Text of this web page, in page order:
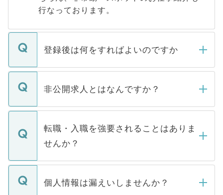
行なっております。
登録後は何をすればよいのですか
ご登録いただきましたら、弊社担当者がご
登録内容を確認し、その後メールもしくは
ます。通常、5営業日以内にはご連絡をせて
いただきますので、しばらくお待ちくださ
非公開求人とはなんですか？
マイナビDOCTORで取り扱っている求人の
うち約3割は、Webサイトからご覧いただ
けない「非公開求人」です。非公開求人は
下記の理由によって、一般には公開してい
ません。
■応募殺到を避けるため 人気のある医療機
転職・入職を強要されることはありま
せんか？
転職・入職を強要することは一切ありませ
ん。また、仮に応募先から内定をいただい
個人情報は漏えいしませんか？